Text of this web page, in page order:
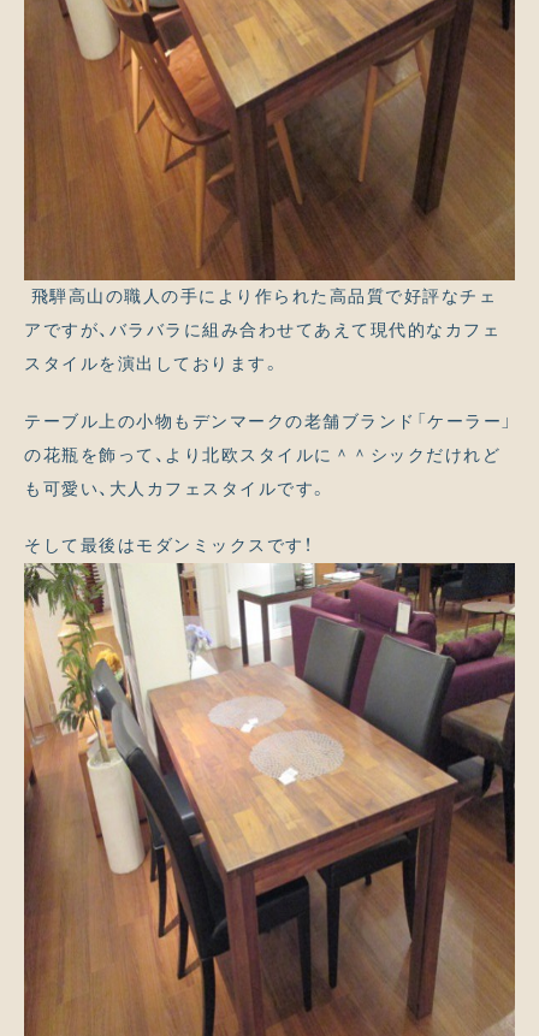
飛騨高山の職人の手により作られた高品質で好評なチェ
アですが、バラバラに組み合わせてあえて現代的なカフェ
スタイルを演出しております。
テーブル上の小物もデンマークの老舗ブランド「ケーラー」
の花瓶を飾って、より北欧スタイルに＾＾シックだけれど
も可愛い、大人カフェスタイルです。
そして最後はモダンミックスです！